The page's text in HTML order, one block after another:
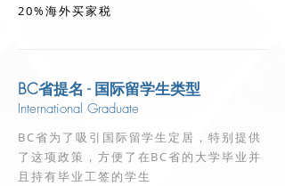
20%海外买家税
BC省提名 - 国际留学生类型
International Graduate
BC省为了吸引国际留学生定居，特别提供
了这项政策，方便了在BC省的大学毕业并
且持有毕业工签的学生